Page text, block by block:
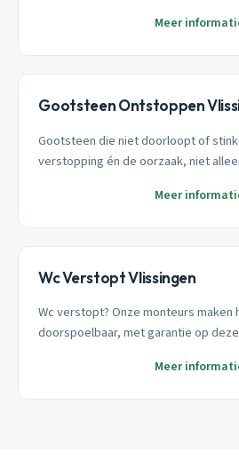
Meer
Gootsteen Ontstoppen
Gootsteen die niet doorloopt of
verstopping én de oorzaak, niet
Meer
Wc Verstopt Vlissingen
Wc verstopt? Onze monteurs maken
doorspoelbaar, met garantie op
Meer